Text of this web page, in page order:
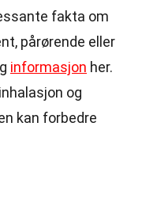
fakta om
pårørende eller
informasjon her.
og
kan forbedre